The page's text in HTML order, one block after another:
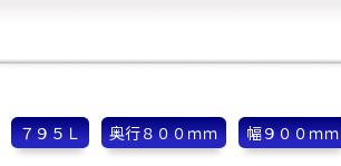
７９５Ｌ 奥行８００ｍｍ 幅９００ｍｍ